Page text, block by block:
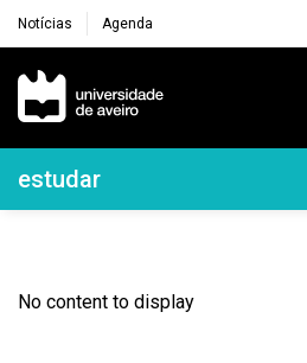
Notícias Agenda
Navegação Principal
Navegação Lateral
estudar
No content to display